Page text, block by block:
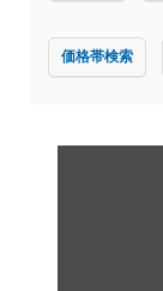
価格帯検索